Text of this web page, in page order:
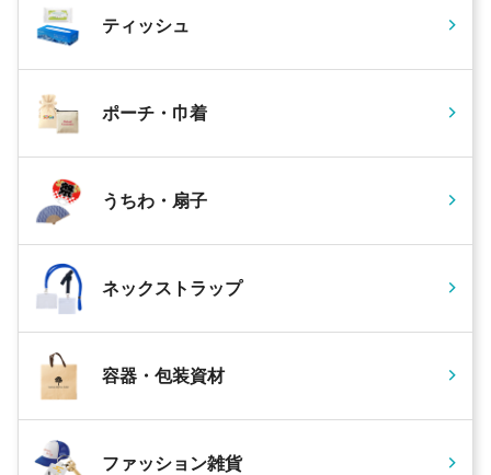
ティッシュ
ポーチ・巾着
うちわ・扇子
ネックストラップ
容器・包装資材
ファッション雑貨